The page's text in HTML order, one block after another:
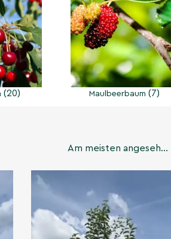
(20) Maulbeerbaum (7)
Am meisten angesehen